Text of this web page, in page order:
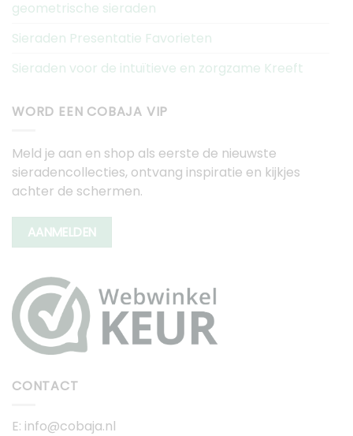
geometrische sieraden
Sieraden Presentatie Favorieten
Sieraden voor de intuïtieve en zorgzame Kreeft
WORD EEN COBAJA VIP
Meld je aan en shop als eerste de nieuwste
sieradencollecties, ontvang inspiratie en kijkjes
achter de schermen.
AANMELDEN
CONTACT
E: info@cobaja.nl